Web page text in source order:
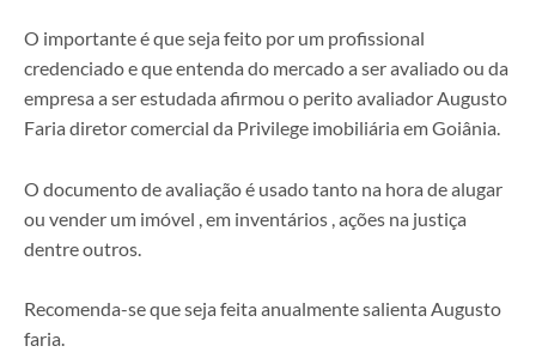
O importante é que seja feito por um profissional
credenciado e que entenda do mercado a ser avaliado ou da
empresa a ser estudada afirmou o perito avaliador Augusto
Faria diretor comercial da Privilege imobiliária em Goiânia.
O documento de avaliação é usado tanto na hora de alugar
ou vender um imóvel , em inventários , ações na justiça
dentre outros.
Recomenda-se que seja feita anualmente salienta Augusto
faria.